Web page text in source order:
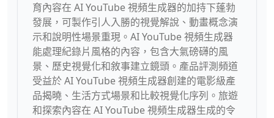
育內容在 AI YouTube 視頻生成器的加持下蓬勃
發展，可製作引人入勝的視覺解說、動畫概念演
示和說明性場景重現。AI YouTube 視頻生成器
能處理紀錄片風格的內容，包含大氣磅礴的風
景、歷史視覺化和敘事建立鏡頭。產品評測頻道
受益於 AI YouTube 視頻生成器創建的電影級產
品揭曉、生活方式場景和比較視覺化序列。旅遊
和探索內容在 AI YouTube 視頻生成器生成的令